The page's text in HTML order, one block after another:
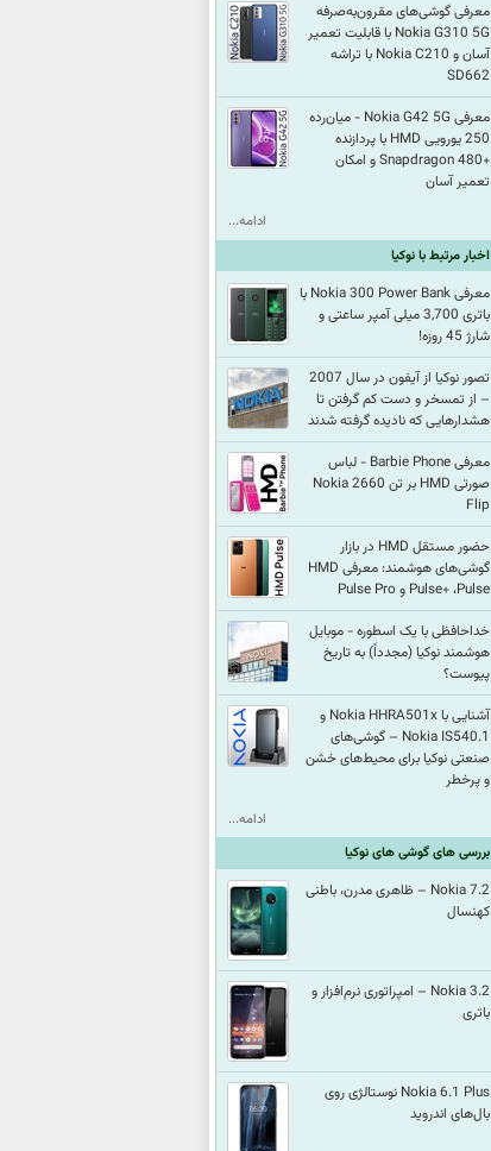
معرفی گوشی‌های مقرون‌به‌صرفه
Nokia G310 5G با قابلیت تعمیر
آسان و Nokia C210 با تراشه
SD662
معرفی Nokia G42 5G - میان‌رده
250 یورویی HMD با پردازنده
+Snapdragon 480 و امکان
تعمیر آسان
ادامه...
اخبار مرتبط با نوکیا
معرفی Nokia 300 Power Bank با
باتری 3,700 میلی آمپر ساعتی و
شارژ 45 روزه!
تصور نوکیا از آیفون در سال 2007
– از تمسخر و دست کم گرفتن تا
هشدارهایی که نادیده گرفته شدند
معرفی Barbie Phone - لباس
صورتی HMD بر تن Nokia 2660
Flip
حضور مستقل HMD در بازار
گوشی‌های هوشمند: معرفی HMD
Pulse+ ،Pulse و Pulse Pro
خداحافظی با یک اسطوره - موبایل
هوشمند نوکیا (مجدداً) به تاریخ
پیوست؟
آشنایی با Nokia HHRA501x و
Nokia IS540.1 – گوشی‌های
صنعتی نوکیا برای محیط‌های خشن
و پرخطر
ادامه...
بررسی های گوشی های نوکیا
Nokia 7.2 – ظاهری مدرن، باطنی
کهنسال
Nokia 3.2 – امپراتوری نرم‌افزار و
باتری
Nokia 6.1 Plus نوستالژی روی
بال‌های اندروید